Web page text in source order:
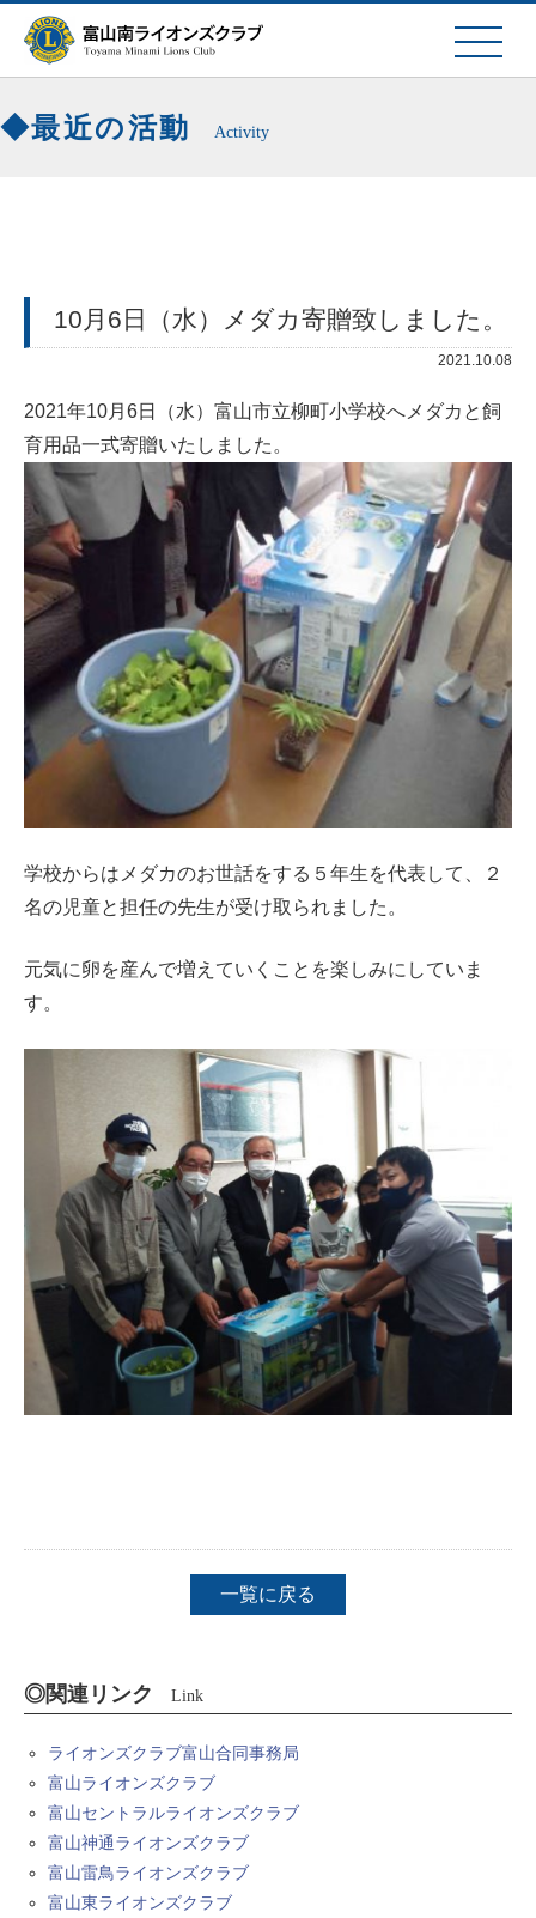
最近の活動 Activity
10月6日（水）メダカ寄贈致しました。
2021.10.08
2021年10月6日（水）富山市立柳町小学校へメダカと飼
育用品一式寄贈いたしました。
学校からはメダカのお世話をする５年生を代表して、２
名の児童と担任の先生が受け取られました。
元気に卵を産んで増えていくことを楽しみにしていま
す。
一覧に戻る
◎関連リンク Link
ライオンズクラブ富山合同事務局
富山ライオンズクラブ
富山セントラルライオンズクラブ
富山神通ライオンズクラブ
富山雷鳥ライオンズクラブ
富山東ライオンズクラブ